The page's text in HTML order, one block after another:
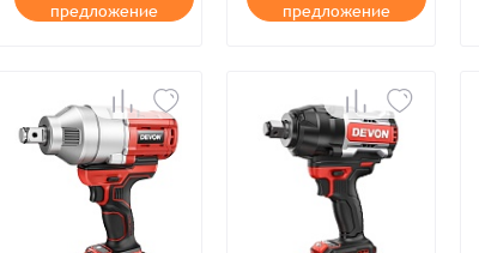
предложение
предложение